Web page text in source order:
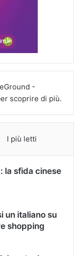
I più letti
la sfida cinese
un italiano su
shopping